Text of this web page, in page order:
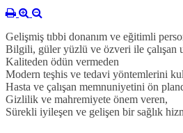
Gelişmiş tıbbi donanım ve eğitimli
Bilgili, güler yüzlü ve özveri ile çalışan
Kaliteden ödün vermeden
Modern teşhis ve tedavi yöntemlerini
Hasta ve çalışan memnuniyetini ön
Gizlilik ve mahremiyete önem veren,
Sürekli iyileşen ve gelişen bir sağlık